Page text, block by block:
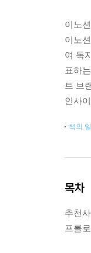
이노
이노
여 독
표하
트 브
인사
책의
목차
추천사
프롤